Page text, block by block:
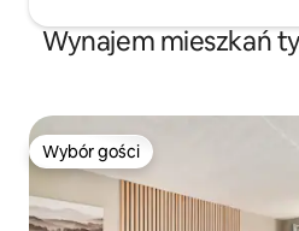
Wynajem mieszkań
Wybór gości
Wybór gości